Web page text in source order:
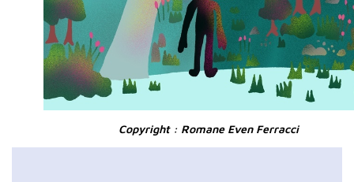
Copyright : Romane Even Ferracci